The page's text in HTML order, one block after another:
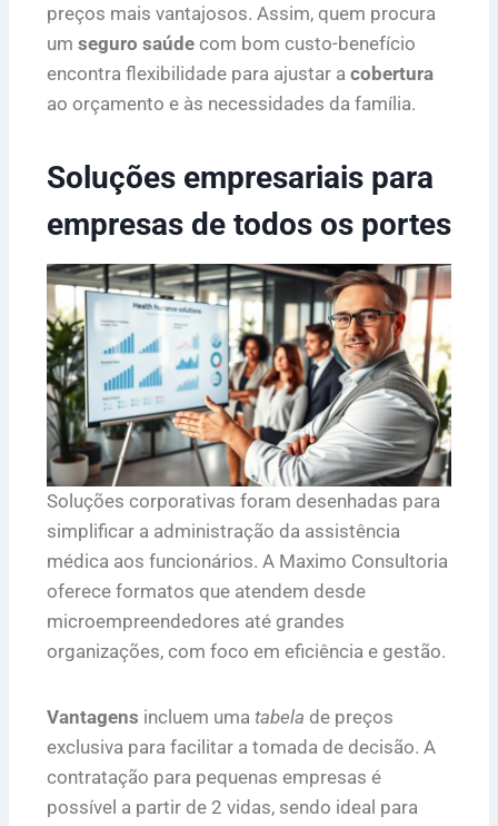
preços mais vantajosos. Assim, quem procura
um seguro saúde com bom custo-benefício
encontra flexibilidade para ajustar a cobertura
ao orçamento e às necessidades da família.
Soluções empresariais para
empresas de todos os portes
Soluções corporativas foram desenhadas para
simplificar a administração da assistência
médica aos funcionários. A Maximo Consultoria
oferece formatos que atendem desde
microempreendedores até grandes
organizações, com foco em eficiência e gestão.
Vantagens incluem uma tabela de preços
exclusiva para facilitar a tomada de decisão. A
contratação para pequenas empresas é
possível a partir de 2 vidas, sendo ideal para